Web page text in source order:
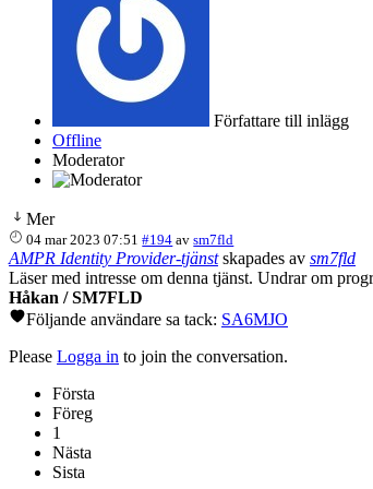
Författare till inlägg
Offline
Moderator
Mer
04 mar 2023 07:51 #194 avsm7fld
AMPR Identity Provider-tjänstskapades av sm7fld
Läser med intresse om denna tjänst. Undrar om
Håkan / SM7FLD
Följande användare sa tack: SA6MJO
Please Logga in to join the conversation.
Första
Föreg
1
Nästa
Sista